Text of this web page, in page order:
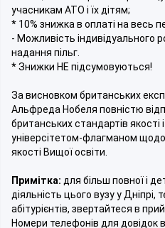
учасникам АТО і їх дітям;
* 10% знижка в оплаті на весь
- Можливість індивідуального
надання пільг.
* Знижки НЕ підсумовуються!
За висновком британських
Альфреда Нобеля повністю
британських стандартів якості
універсітeтом-флагманом
якості Вищої освіти.
Примітка: для більш повної і
діяльність цього вузу у Дніпрі,
абітурієнтів, звертайтеся в
Номери телефонів для довідок